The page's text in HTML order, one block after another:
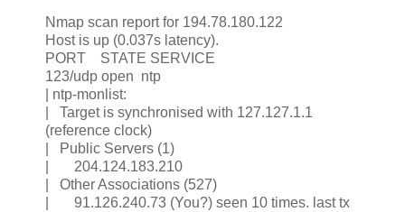
Nmap scan report for 194.78.180.122
Host is up (0.037s latency).
PORT STATE SERVICE
123/udp open ntp
| ntp-monlist:
| Target is synchronised with 127.127.1.1
(reference clock)
| Public Servers (1)
| 204.124.183.210
| Other Associations (527)
| 91.126.240.73 (You?) seen 10 times. last tx